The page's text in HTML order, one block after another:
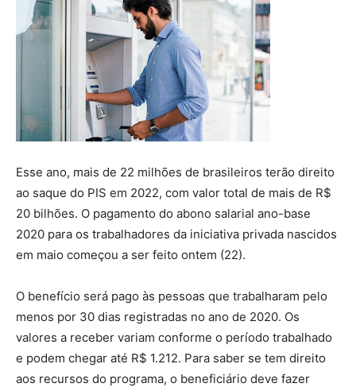
Esse ano, mais de 22 milhões de brasileiros terão direito
ao saque do PIS em 2022, com valor total de mais de R$
20 bilhões. O pagamento do abono salarial ano-base
2020 para os trabalhadores da iniciativa privada nascidos
em maio começou a ser feito ontem (22).
O benefício será pago às pessoas que trabalharam pelo
menos por 30 dias registradas no ano de 2020. Os
valores a receber variam conforme o período trabalhado
e podem chegar até R$ 1.212. Para saber se tem direito
aos recursos do programa, o beneficiário deve fazer